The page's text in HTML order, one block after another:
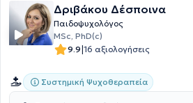
Δριβάκου Δέσποινα
Παιδοψυχολόγος
MSc, PhD(c)
9.9|16 αξιολογήσεις
Συστημική Ψυχοθεραπεία